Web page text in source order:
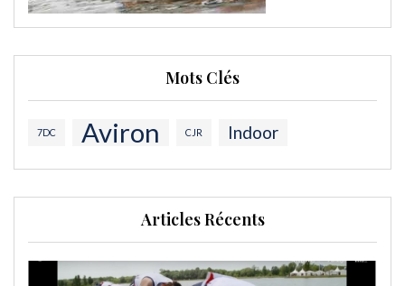
Mots Clés
7DC Aviron CJR Indoor
Articles Récents